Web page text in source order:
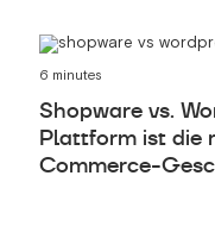
6 minutes
Shopware vs.
Plattform ist die
Commerce-